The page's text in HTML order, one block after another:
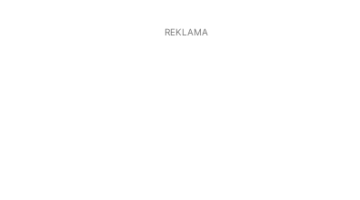
REKLAMA